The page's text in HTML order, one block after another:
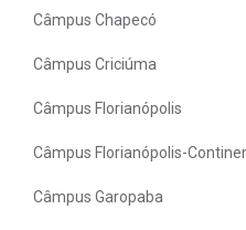
Câmpus Chapecó
Câmpus Criciúma
Câmpus Florianópolis
Câmpus Florianópolis-
Câmpus Garopaba